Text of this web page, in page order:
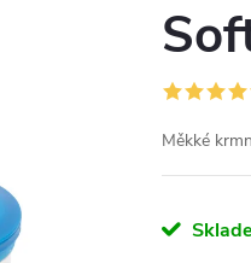
Měkké